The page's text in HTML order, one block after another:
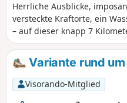
Herrliche Ausblicke,
versteckte Kraftorte, ein
– auf dieser knapp 7
zu entdecken.
Variante rund
Visorando-Mitglied